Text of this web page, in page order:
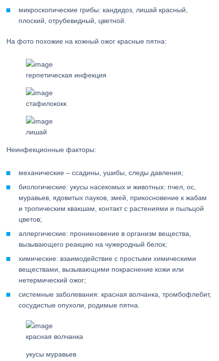
микроскопические грибы: кандидоз, лишай красный,
плоский, отрубевидный, цветной.
На фото похожие на кожный ожог красные пятна:
герпетическая инфекция
стафилококк
лишай
Неинфекционные факторы:
механические – ссадины, ушибы, следы давления;
биологические: укусы насекомых и животных: пчел, ос,
муравьев, ядовитых пауков, змей, прикосновение к жабам
и тропическим квакшам, контакт с растениями и пыльцой
цветов;
аллергические: проникновение в организм вещества,
вызывающего реакцию на чужеродный белок;
химические: взаимодействие с простыми химическими
веществами, вызывающими покраснение кожи или
нетермический ожог;
системные заболевания: красная волчанка, тромбофлебит,
сосудистые опухоли, родимые пятна.
красная волчанка
укусы муравьев